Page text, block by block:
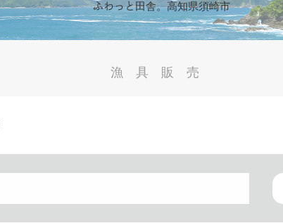
ふわっと田舎。高知県須崎市
漁具販売